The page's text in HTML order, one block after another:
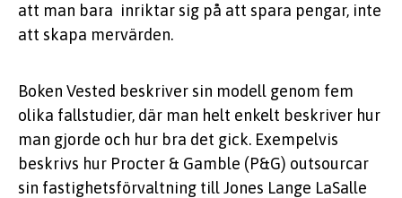
att man bara inriktar sig på att spara pengar, inte
att skapa mervärden.
Boken Vested beskriver sin modell genom fem
olika fallstudier, där man helt enkelt beskriver hur
man gjorde och hur bra det gick. Exempelvis
beskrivs hur Procter & Gamble (P&G) outsourcar
sin fastighetsförvaltning till Jones Lange LaSalle